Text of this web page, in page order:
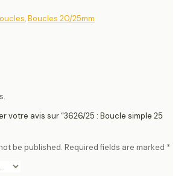
,Boucles 20/25mm
votre avis sur “3626/25 : Boucle simple 25
be published. Required fields are marked *